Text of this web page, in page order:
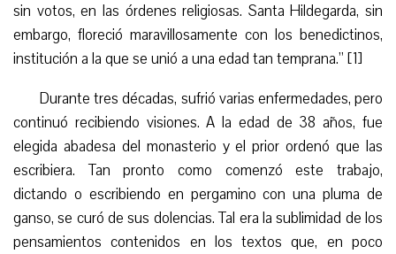
sin votos, en las órdenes religiosas. Santa Hildegarda, sin
embargo, floreció maravillosamente con los benedictinos,
institución a la que se unió a una edad tan temprana.” [1]
Durante tres décadas, sufrió varias enfermedades, pero
continuó recibiendo visiones. A la edad de 38 años, fue
elegida abadesa del monasterio y el prior ordenó que las
escribiera. Tan pronto como comenzó este trabajo,
dictando o escribiendo en pergamino con una pluma de
ganso, se curó de sus dolencias. Tal era la sublimidad de los
pensamientos contenidos en los textos que, en poco